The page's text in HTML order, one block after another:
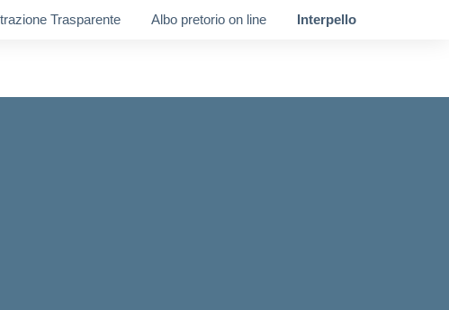
Trasparente Albo pretorio on line Interpello